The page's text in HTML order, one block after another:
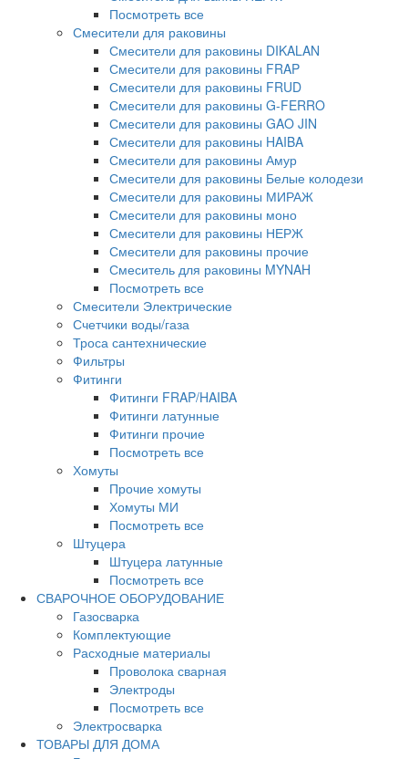
Посмотреть все
Смесители для раковины
Смесители для раковины DIKALAN
Смесители для раковины FRAP
Смесители для раковины FRUD
Смесители для раковины G-FERRO
Смесители для раковины GAO JIN
Смесители для раковины HAIBA
Смесители для раковины Амур
Смесители для раковины Белые колодези
Смесители для раковины МИРАЖ
Смесители для раковины моно
Смесители для раковины НЕРЖ
Смесители для раковины прочие
Смеситель для раковины MYNAH
Посмотреть все
Смесители Электрические
Счетчики воды/газа
Троса сантехнические
Фильтры
Фитинги
Фитинги FRAP/HAIBA
Фитинги латунные
Фитинги прочие
Посмотреть все
Хомуты
Прочие хомуты
Хомуты МИ
Посмотреть все
Штуцера
Штуцера латунные
Посмотреть все
СВАРОЧНОЕ ОБОРУДОВАНИЕ
Газосварка
Комплектующие
Расходные материалы
Проволока сварная
Электроды
Посмотреть все
Электросварка
ТОВАРЫ ДЛЯ ДОМА